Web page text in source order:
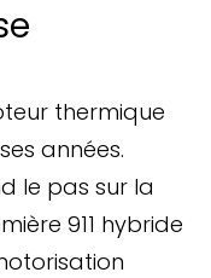
thermique
années.
le pas sur la
911 hybride